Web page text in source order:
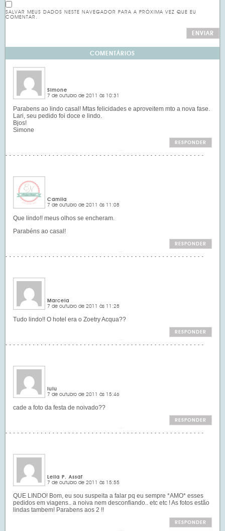
SALVAR MEUS DADOS NESTE NAVEGADOR PARA A PRÓXIMA VEZ QUE EU
COMENTAR.
COMENTÁRIOS
Simone
7 de outubro de 2011 às 10:31
Parabens ao lindo casal! Mtas felicidades e aproveitem mto a nova fase.
Lari, seu pedido foi doce e lindo.
Bjos!
Simone
RESPONDER
Camila
7 de outubro de 2011 às 11:08
Que lindo!! meus olhos se encheram.
Parabéns ao casal!
RESPONDER
Marcela
7 de outubro de 2011 às 11:28
Tudo lindo!! O hotel era o Zoetry Acqua??
RESPONDER
lulu
7 de outubro de 2011 às 15:46
cade a foto da festa de noivado??
RESPONDER
Leila P. Assaf
7 de outubro de 2011 às 15:55
QUE LINDO! Bom, eu sou suspeita a falar pq eu sempre *AMO* esses
pedidos em viagens.. a noiva nem desconfiando.. etc etc ! As fotos estão
lindas tambem! Parabens aos 2 !!
RESPONDER